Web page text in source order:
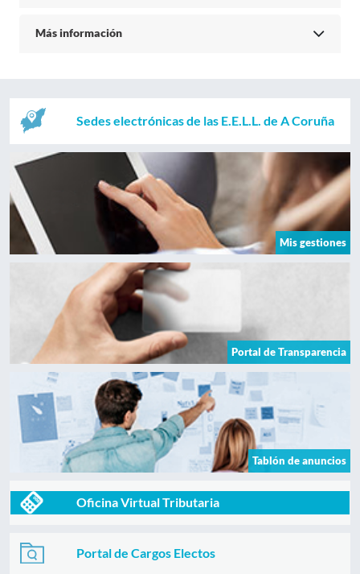
Más información
Sedes electrónicas de las E.E.L.L. de A Coruña
Mis gestiones
Portal de Transparencia
Tablón de anuncios
Oficina Virtual Tributaria
Portal de Cargos Electos